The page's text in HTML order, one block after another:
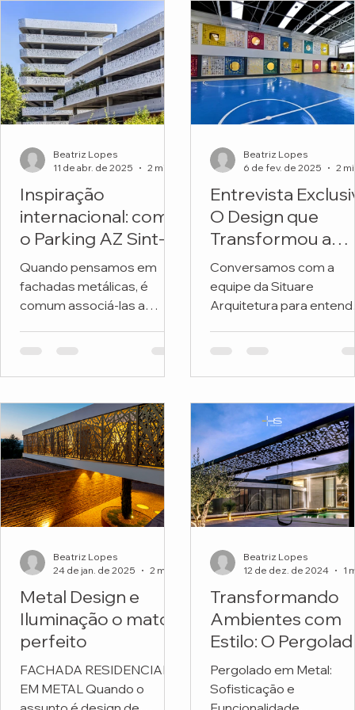
Inspiração
internacional: como
o Parking AZ Sint-
Lucas transforma
metal e natureza
em arquitetura
premiada
Quando pensamos em
fachadas metálicas, é
comum associá-las a
ou exclusivamente
do...
Beatriz Lopes
11 de abr. de 2025
Entrevista
O Design que
Transformou a
Fachada de uma
Escola
Conversamos com a
equipe da Situare
Arquitetura para
revitalizou a fachada da
Beatriz Lopes
6 de fev. de 2025
Metal Design e
Iluminação o match
perfeito
FACHADA RESIDENCIAL
EM METAL Quando o
Beatriz Lopes
24 de jan. de 2025
Transformando
Ambientes com
Estilo: O
em Metal
Personalizado da
Pergolado em Metal:
Sofisticação e
Beatriz Lopes
12 de dez. de 2024